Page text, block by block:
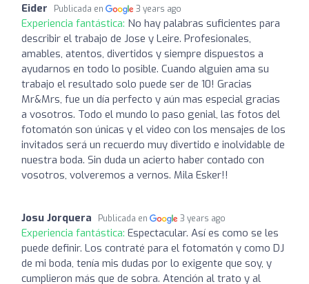
Eider Publicada en 3 years ago
Experiencia fantástica: No hay palabras suficientes para
describir el trabajo de Jose y Leire. Profesionales,
amables, atentos, divertidos y siempre dispuestos a
ayudarnos en todo lo posible. Cuando alguien ama su
trabajo el resultado solo puede ser de 10! Gracias
Mr&Mrs, fue un día perfecto y aún mas especial gracias
a vosotros. Todo el mundo lo paso genial, las fotos del
fotomatón son únicas y el video con los mensajes de los
invitados será un recuerdo muy divertido e inolvidable de
nuestra boda. Sin duda un acierto haber contado con
vosotros, volveremos a vernos. Mila Esker!!
Josu Jorquera Publicada en 3 years ago
Experiencia fantástica: Espectacular. Así es como se les
puede definir. Los contraté para el fotomatón y como DJ
de mi boda, tenía mis dudas por lo exigente que soy, y
cumplieron más que de sobra. Atención al trato y al